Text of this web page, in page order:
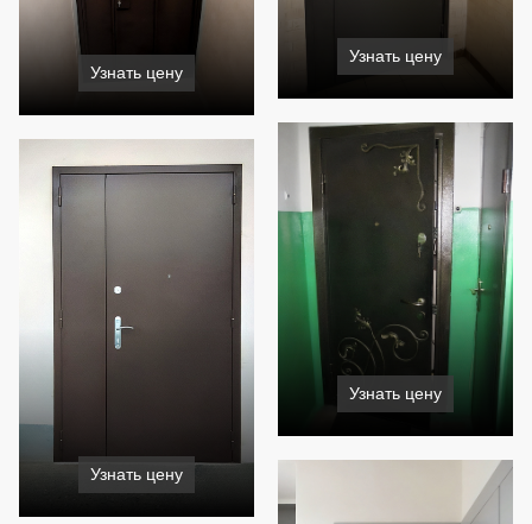
Узнать цену
Узнать цену
Узнать цену
Узнать цену